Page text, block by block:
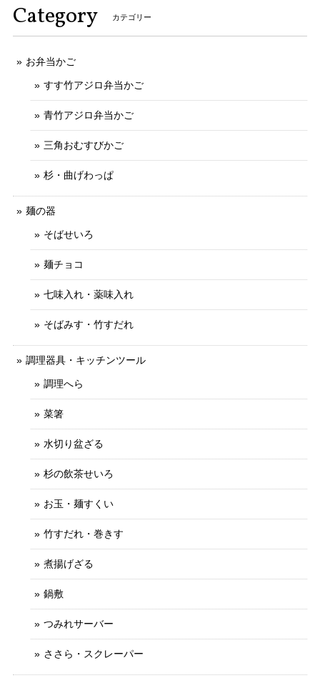
Category カテゴリー
お弁当かご
すす竹アジロ弁当かご
青竹アジロ弁当かご
三角おむすびかご
杉・曲げわっぱ
麺の器
そばせいろ
麺チョコ
七味入れ・薬味入れ
そばみす・竹すだれ
調理器具・キッチンツール
調理へら
菜箸
水切り盆ざる
杉の飲茶せいろ
お玉・麺すくい
竹すだれ・巻きす
煮揚げざる
鍋敷
つみれサーバー
ささら・スクレーパー